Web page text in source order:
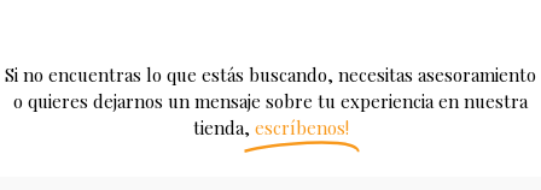
Si no encuentras lo que estás buscando, necesitas asesoramiento
o quieres dejarnos un mensaje sobre tu experiencia en nuestra
tienda, escríbenos!